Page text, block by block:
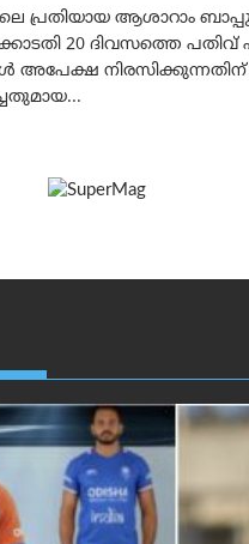
പ്രതിയായ ആശാറാം
20 ദിവസത്തെ
അപേക്ഷ നിരസിക്കുന്നതിന്